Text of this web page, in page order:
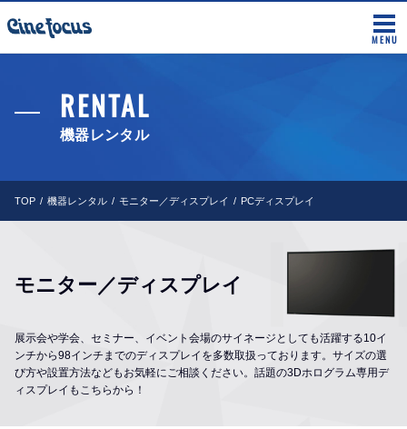
MENU
RENTAL
機器レンタル
TOP 機器レンタル モニター／ディスプレイ PCディスプレイ
モニター／ディスプレイ
展示会や学会、セミナー、イベント会場のサイネージとしても活躍する10イ
ンチから98インチまでのディスプレイを多数取扱っております。サイズの選
び方や設置方法などもお気軽にご相談ください。話題の3Dホログラム専用デ
ィスプレイもこちらから！